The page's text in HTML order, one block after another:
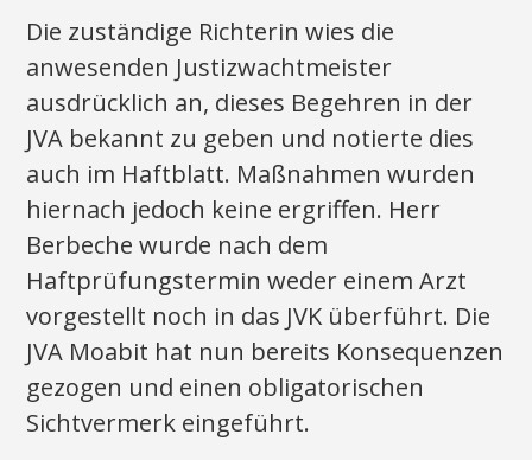
Die zuständige Richterin wies die
anwesenden Justizwachtmeister
ausdrücklich an, dieses Begehren in der
JVA bekannt zu geben und notierte dies
auch im Haftblatt. Maßnahmen wurden
hiernach jedoch keine ergriffen. Herr
Berbeche wurde nach dem
Haftprüfungstermin weder einem Arzt
vorgestellt noch in das JVK überführt. Die
JVA Moabit hat nun bereits Konsequenzen
gezogen und einen obligatorischen
Sichtvermerk eingeführt.